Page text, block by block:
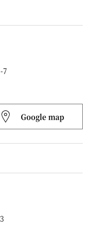
7
Google map